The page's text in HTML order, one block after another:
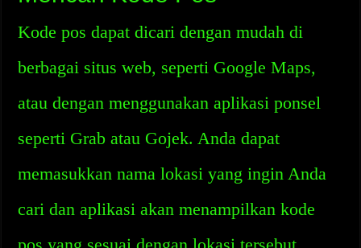
Kode pos dapat dicari dengan mudah di
berbagai situs web, seperti Google Maps,
atau dengan menggunakan aplikasi ponsel
seperti Grab atau Gojek. Anda dapat
memasukkan nama lokasi yang ingin Anda
cari dan aplikasi akan menampilkan kode